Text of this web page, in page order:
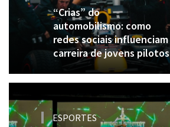
“Crias” do
automobilismo: como
redes sociais influenciam
carreira de jovens pilotos
ESPORTES